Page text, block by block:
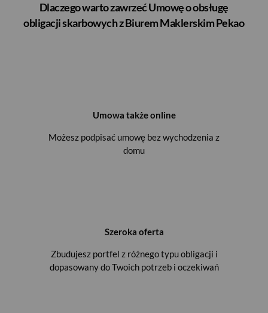
Dlaczego warto zawrzeć Umowę o obsługę
obligacji skarbowych z Biurem Maklerskim Pekao
Umowa także online
Możesz podpisać umowę bez wychodzenia z
domu
Szeroka oferta
Zbudujesz portfel z różnego typu obligacji i
dopasowany do Twoich potrzeb i oczekiwań